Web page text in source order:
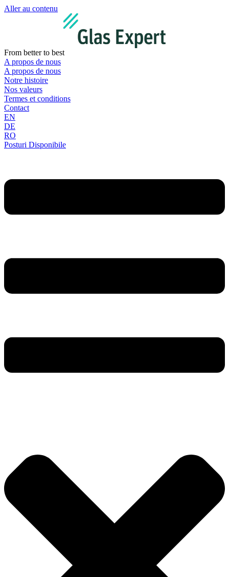
Aller au contenu
From better to best
A propos de nous
A propos de nous
Notre histoire
Nos valeurs
Termes et conditions
Contact
EN
DE
RO
Posturi Disponibile